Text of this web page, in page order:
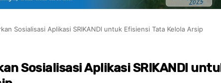
Sosialisasi Aplikasi SRIKANDI untuk Efisiensi Tata Kelola Arsip
Sosialisasi Aplikasi SRIKANDI